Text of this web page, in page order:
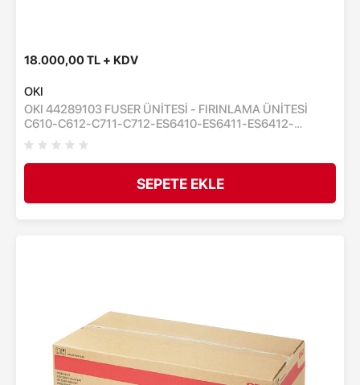
18.000,00 TL + KDV
OKI
OKI 44289103 FUSER ÜNİTESİ - FIRINLAMA ÜNİTESİ
C610-C612-C711-C712-ES6410-ES6411-ES6412-
ES7411-ES7412 - 60,000 SAYFA - C711wt-Pro6410-
Pro7411 - 30,000 SAYFA
SEPETE EKLE